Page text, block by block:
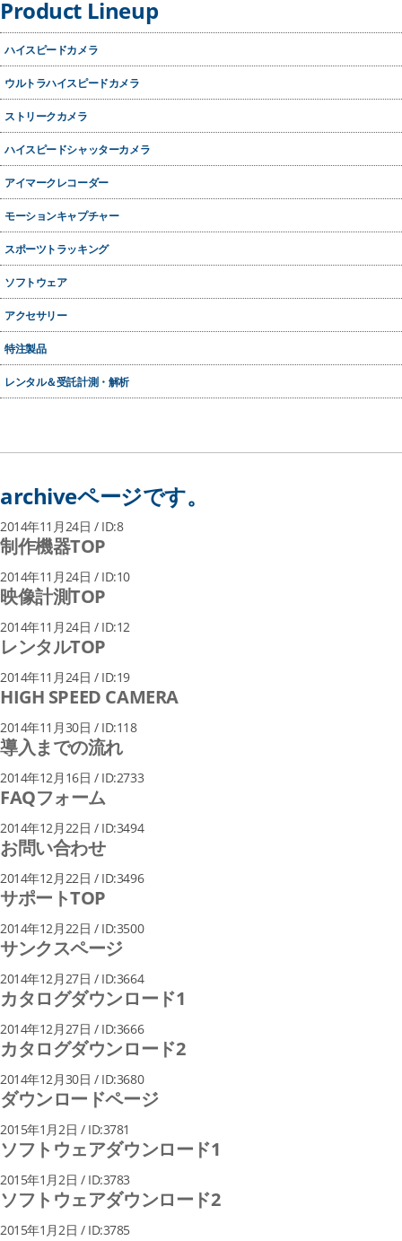
Product Lineup
ハイスピードカメラ
ウルトラハイスピードカメラ
ストリークカメラ
ハイスピードシャッターカメラ
アイマークレコーダー
モーションキャプチャー
スポーツトラッキング
ソフトウェア
アクセサリー
二分岐光学系 TM2S
アルバプリズム
UVi
特注製品
レンタル＆受託計測・解析
archiveページです。
2014年11月24日 / ID:8
制作機器TOP
2014年11月24日 / ID:10
映像計測TOP
2014年11月24日 / ID:12
レンタルTOP
2014年11月24日 / ID:19
HIGH SPEED CAMERA
2014年11月30日 / ID:118
導入までの流れ
2014年12月16日 / ID:2733
FAQフォーム
2014年12月22日 / ID:3494
お問い合わせ
2014年12月22日 / ID:3496
サポートTOP
2014年12月22日 / ID:3500
サンクスページ
2014年12月27日 / ID:3664
カタログダウンロード1
2014年12月27日 / ID:3666
カタログダウンロード2
2014年12月30日 / ID:3680
ダウンロードページ
2015年1月2日 / ID:3781
ソフトウェアダウンロード1
2015年1月2日 / ID:3783
ソフトウェアダウンロード2
2015年1月2日 / ID:3785